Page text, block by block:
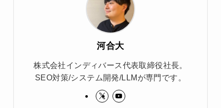
河合大
株式会社インディバース代表取締役社長。
SEO対策/システム開発/LLMが専門です。